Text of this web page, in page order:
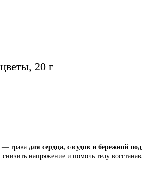
20 г
— трава для сердца, сосудов и бережной
снизить напряжение и помочь телу